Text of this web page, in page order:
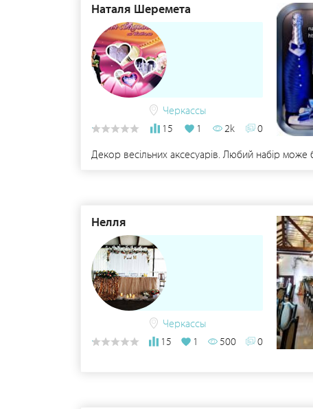
Наталя Шеремета
Черкассы
15
1 2k
0
Декор весільних аксесуарів. Любий набір може
Нелля
Черкассы
15
1 500 0